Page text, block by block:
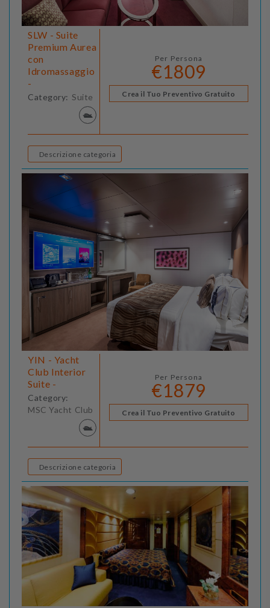
SLW - Suite
Premium Aurea
con
Idromassaggio
-
Category: Suite
Per Persona
€1809
Crea il Tuo Preventivo Gratuito
Descrizione categoria
YIN - Yacht
Club Interior
Suite -
Category:
MSC Yacht Club
Per Persona
€1879
Crea il Tuo Preventivo Gratuito
Descrizione categoria